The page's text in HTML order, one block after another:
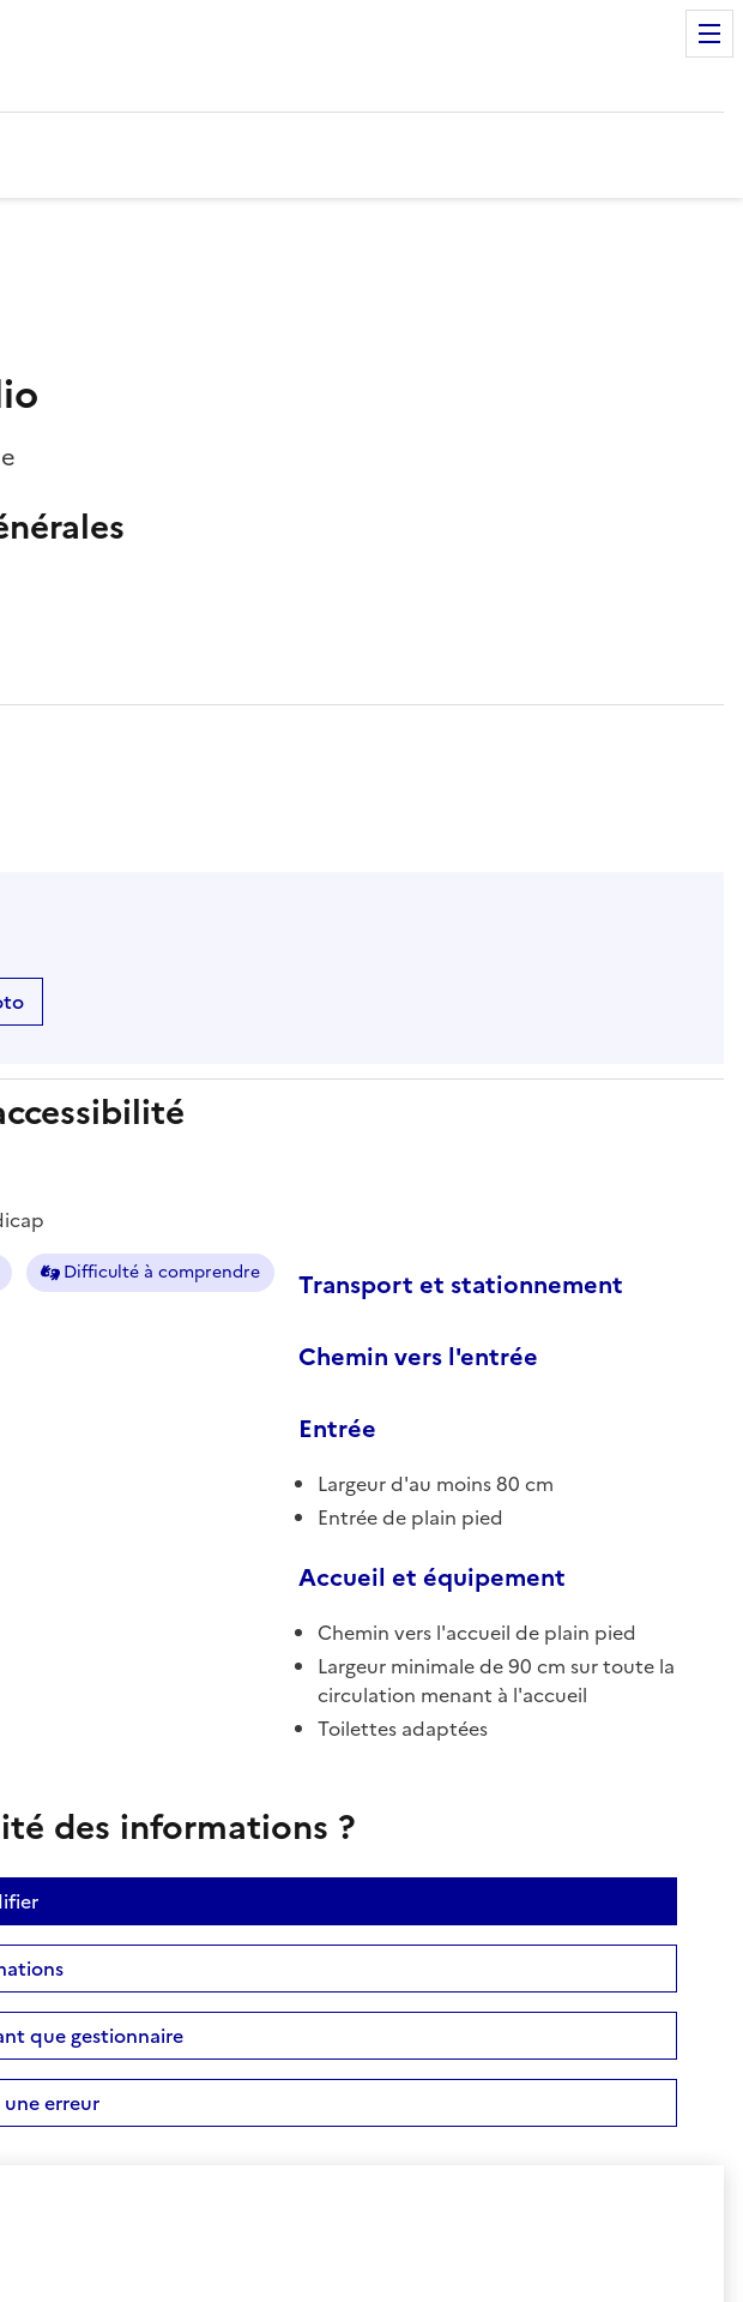
Difficulté à comprendre
Transport et stationnement
Chemin vers l'entrée
Entrée
Largeur d'au moins 80 cm
Entrée de plain pied
Accueil et équipement
Chemin vers l'accueil de plain pied
Largeur minimale de 90 cm sur toute la
circulation menant à l'accueil
Toilettes adaptées
des informations ?
que gestionnaire
erreur